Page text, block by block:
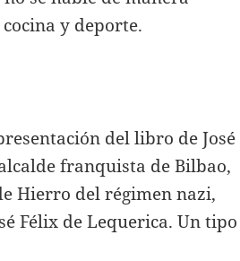
y deporte.
del libro de José
franquista de Bilbao,
Hierro del régimen nazi,
Félix de Lequerica. Un tipo